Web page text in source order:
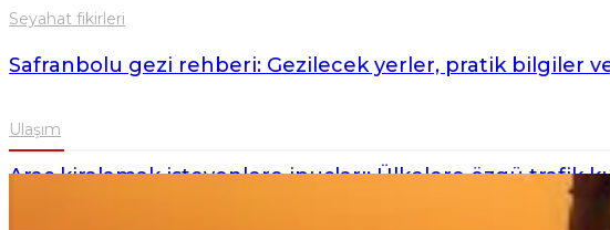
Seyahat fikirleri
Safranbolu gezi rehberi: Gezilecek yerler, pratik bilgiler
Ulaşım
Araç kiralamak isteyenlere ipuçları: Ülkelere özgü trafik